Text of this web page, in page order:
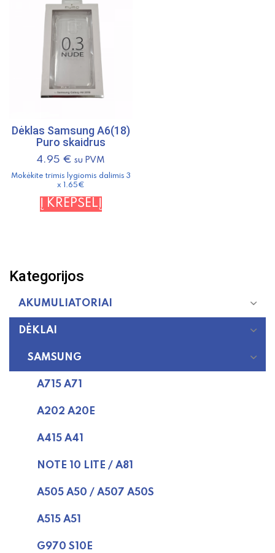
Dėklas Samsung A6(18)
Puro skaidrus
4.95 € su PVM
Mokėkite trimis lygiomis dalimis 3
x 1.65€
Į KREPŠELĮ
Kategorijos
AKUMULIATORIAI
DĖKLAI
SAMSUNG
A715 A71
A202 A20E
A415 A41
NOTE 10 LITE / A81
A505 A50 / A507 A50S
A515 A51
G970 S10E